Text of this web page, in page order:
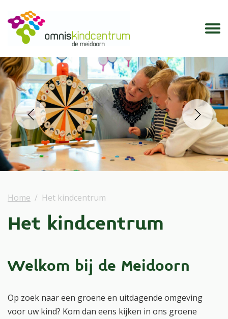
prev next
Home Het kindcentrum
Het kindcentrum
Welkom bij de Meidoorn
Op zoek naar een groene en uitdagende omgeving
voor uw kind? Kom dan eens kijken in ons groene